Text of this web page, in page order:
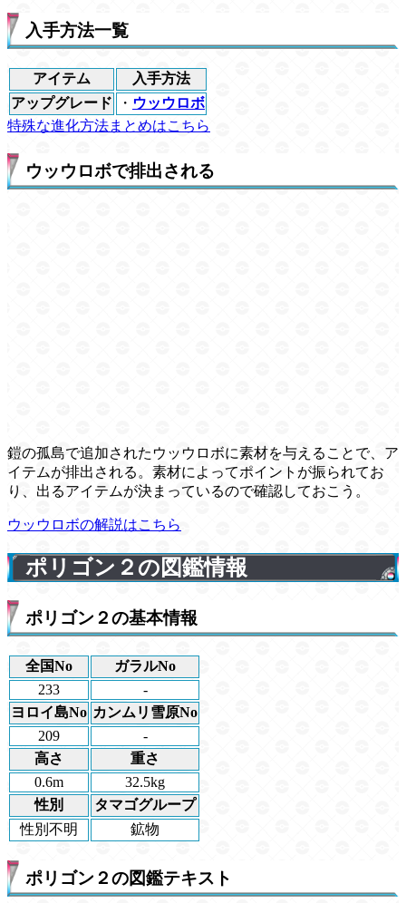
入手方法一覧
アイテム
入手方法
アップグレード
・ ウッウロボ
特殊な進化方法まとめはこちら
ウッウロボで排出される
鎧の孤島で追加されたウッウロボに素材を与えることで、ア
イテムが排出される。素材によってポイントが振られてお
り、出るアイテムが決まっているので確認しておこう。
ウッウロボの解説はこちら
ポリゴン２の図鑑情報
ポリゴン２の基本情報
全国No
ガラルNo
233
-
ヨロイ島No カンムリ雪原No
209
-
高さ
重さ
0.6m
32.5kg
性別
タマゴグループ
性別不明
鉱物
ポリゴン２の図鑑テキスト